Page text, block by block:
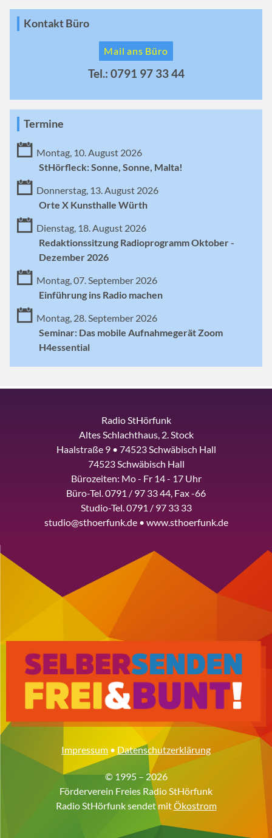
Kontakt Büro
Mail ans Büro
Tel.: 0791 97 33 44
Termine
Montag, 10. August 2026
StHörfleck: Sonne, Sonne, Malta!
Donnerstag, 13. August 2026
Orte X Kunsthalle Würth
Dienstag, 18. August 2026
Redaktionssitzung Radioprogramm Oktober -
Dezember 2026
Montag, 07. September 2026
Einführung ins Radio machen
Montag, 28. September 2026
Seminar: Das mobile Aufnahmegerät Zoom
H4essential
Radio StHörfunk
Altes Schlachthaus, 2. Stock
Haalstraße 9 • 74523 Schwäbisch Hall
74523 Schwäbisch Hall
Bürozeiten: Mo - Fr 14 - 17 Uhr
Büro-Tel. 0791 / 97 33 44, Fax -66
Studio-Tel. 0791 / 97 33 33
studio@sthoerfunk.de • www.sthoerfunk.de
Impressum • Datenschutzerklärung
© 1995 – 2026
Förderverein Freies Radio StHörfunk
Radio StHörfunk sendet mitÖkostrom